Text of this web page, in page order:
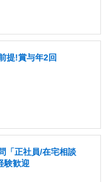
提!賞与年2回
「正社員/在宅相談
験歓迎